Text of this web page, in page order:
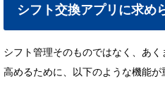
シフト交換アプリに求め
シフト管理そのものではなく、あ
高めるために、以下のような機能が